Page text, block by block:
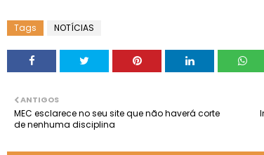
Tags NOTÍCIAS
ANTIGOS
MEC esclarece no seu site que não haverá corte
de nenhuma disciplina